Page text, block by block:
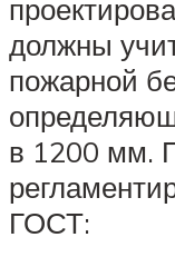
должны
пожарной
в 1200 мм.
ГОСТ: